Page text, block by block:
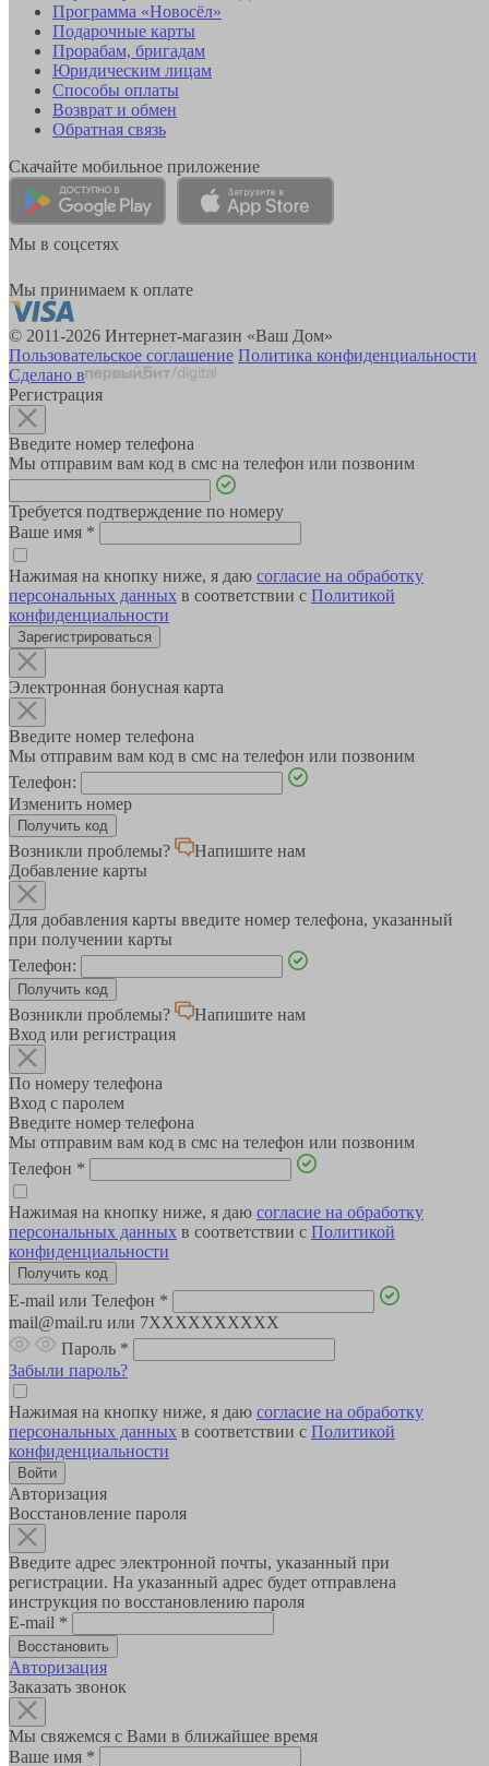
Программа «Новосёл»
Подарочные карты
Прорабам, бригадам
Юридическим лицам
Способы оплаты
Возврат и обмен
Обратная связь
Скачайте мобильное приложение
Мы в соцсетях
Мы принимаем к оплате
© 2011-2026 Интернет-магазин «Ваш Дом»
Пользовательское соглашение Политика конфиденциальности
Сделано в
Регистрация
Введите номер телефона
Мы отправим вам код в смс на телефон или позвоним
Требуется подтверждение по номеру
Ваше имя *
Нажимая на кнопку ниже, я даю согласие на обработку
персональных данных в соответствии с Политикой
конфиденциальности
Зарегистрироваться
Электронная бонусная карта
Введите номер телефона
Мы отправим вам код в смс на телефон или позвоним
Телефон:
Изменить номер
Возникли проблемы?
Напишите нам
Добавление карты
Для добавления карты введите номер телефона, указанный
при получении карты
Телефон:
Возникли проблемы?
Напишите нам
Вход или регистрация
По номеру телефона
Вход с паролем
Введите номер телефона
Мы отправим вам код в смс на телефон или позвоним
Телефон *
Нажимая на кнопку ниже, я даю согласие на обработку
персональных данных в соответствии с Политикой
конфиденциальности
E-mail или Телефон *
mail@mail.ru или 7XXXXXXXXXX
Пароль *
Забыли пароль?
Нажимая на кнопку ниже, я даю согласие на обработку
персональных данных в соответствии с Политикой
конфиденциальности
Авторизация
Восстановление пароля
Введите адрес электронной почты, указанный при
регистрации. На указанный адрес будет отправлена
инструкция по восстановлению пароля
E-mail *
Авторизация
Заказать звонок
Мы свяжемся с Вами в ближайшее время
Ваше имя *